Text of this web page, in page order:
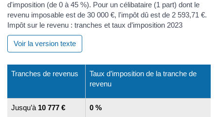
Impôt sur le revenu : tranches et taux d’imposition 2023
Voir la version texte
Tranches de revenus
Taux d’imposition de la tranche de
revenu
Jusqu’à 10 777 € 0 %